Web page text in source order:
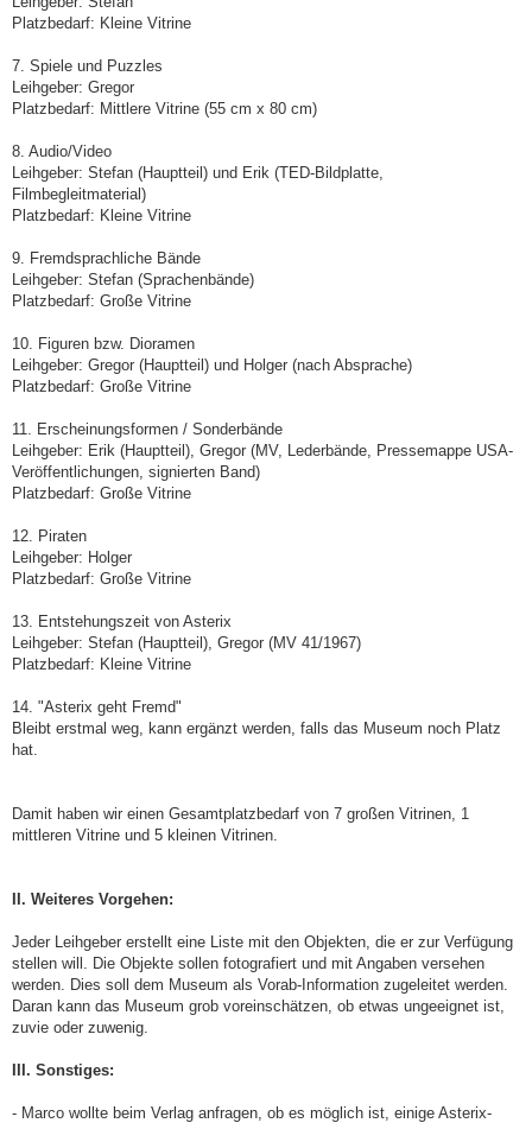
Platzbedarf: Kleine Vitrine
7. Spiele und Puzzles
Leihgeber: Gregor
Platzbedarf: Mittlere Vitrine (55 cm x 80 cm)
8. Audio/Video
Leihgeber: Stefan (Hauptteil) und Erik (TED-Bildplatte,
Filmbegleitmaterial)
Platzbedarf: Kleine Vitrine
9. Fremdsprachliche Bände
Leihgeber: Stefan (Sprachenbände)
Platzbedarf: Große Vitrine
10. Figuren bzw. Dioramen
Leihgeber: Gregor (Hauptteil) und Holger (nach Absprache)
Platzbedarf: Große Vitrine
11. Erscheinungsformen / Sonderbände
Leihgeber: Erik (Hauptteil), Gregor (MV, Lederbände, Pressemappe USA-
Veröffentlichungen, signierten Band)
Platzbedarf: Große Vitrine
12. Piraten
Leihgeber: Holger
Platzbedarf: Große Vitrine
13. Entstehungszeit von Asterix
Leihgeber: Stefan (Hauptteil), Gregor (MV 41/1967)
Platzbedarf: Kleine Vitrine
14. "Asterix geht Fremd"
Bleibt erstmal weg, kann ergänzt werden, falls das Museum noch Platz
hat.
Damit haben wir einen Gesamtplatzbedarf von 7 großen Vitrinen, 1
mittleren Vitrine und 5 kleinen Vitrinen.
II. Weiteres Vorgehen:
Jeder Leihgeber erstellt eine Liste mit den Objekten, die er zur Verfügung
stellen will. Die Objekte sollen fotografiert und mit Angaben versehen
werden. Dies soll dem Museum als Vorab-Information zugeleitet werden.
Daran kann das Museum grob voreinschätzen, ob etwas ungeeignet ist,
zuvie oder zuwenig.
III. Sonstiges:
- Marco wollte beim Verlag anfragen, ob es möglich ist, einige Asterix-